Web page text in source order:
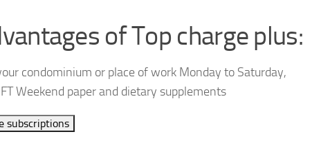
of Top charge plus:
condominium or place of work Monday to Saturday,
Weekend paper and dietary supplements
subscriptions